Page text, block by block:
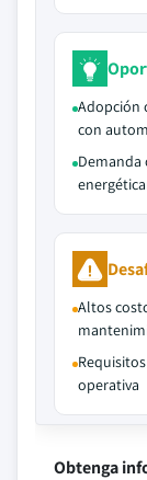
Adopción
con
Demanda
Altos
operativa
Obtenga